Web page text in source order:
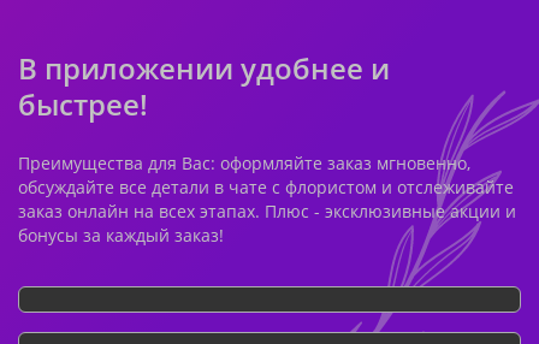
В приложении удобнее и
быстрее!
Преимущества для Вас: оформляйте заказ мгновенно,
обсуждайте все детали в чате с флористом и отслеживайте
заказ онлайн на всех этапах. Плюс - эксклюзивные акции и
бонусы за каждый заказ!